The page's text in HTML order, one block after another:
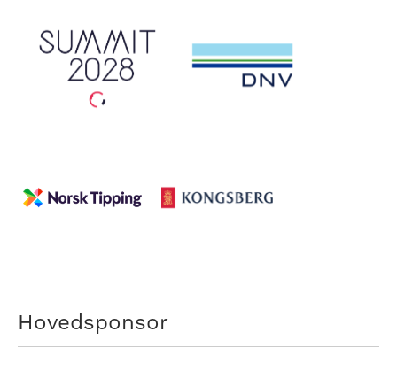
Hovedsponsor